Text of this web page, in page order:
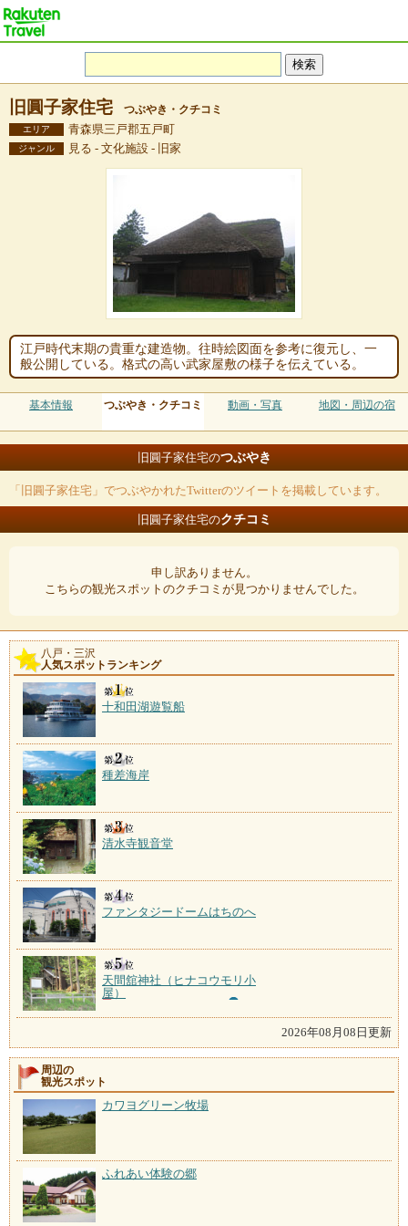
旧圓子家住宅 つぶやき・クチコミ
エリア 青森県三戸郡五戸町
ジャンル 見る - 文化施設 - 旧家
江戸時代末期の貴重な建造物。往時絵図面を参考に復元し、一
般公開している。格式の高い武家屋敷の様子を伝えている。
基本情報 つぶやき・クチコミ 動画・写真 地図・周辺の宿
旧圓子家住宅のつぶやき
「旧圓子家住宅」でつぶやかれたTwitterのツイートを掲載しています。
旧圓子家住宅のクチコミ
申し訳ありません。
こちらの観光スポットのクチコミが見つかりませんでした。
八戸・三沢
人気スポットランキング
十和田湖遊覧船
種差海岸
清水寺観音堂
ファンタジードームはちのへ
天間舘神社（ヒナコウモリ小
屋）
2026年08月08日更新
周辺の
観光スポット
カワヨグリーン牧場
ふれあい体験の郷